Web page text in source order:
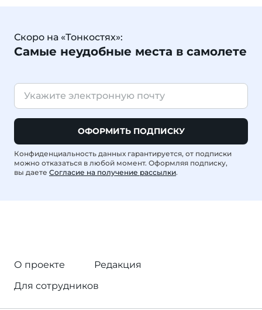
Скоро на «Тонкостях»:
Самые неудобные места в самолете
ОФОРМИТЬ ПОДПИСКУ
Конфиденциальность данных гарантируется, от подписки
можно отказаться в любой момент. Оформляя подписку,
вы даете Согласие на получение рассылки.
О проекте
Редакция
Для сотрудников